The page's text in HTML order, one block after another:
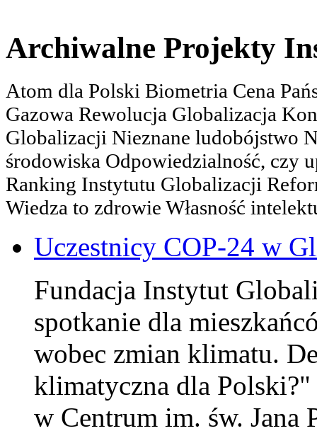
Archiwalne Projekty
Atom dla Polski Biometria Cena
Gazowa Rewolucja Globalizacja
Globalizacji Nieznane ludobójstwo
środowiska Odpowiedzialność, czy
Ranking Instytutu Globalizacji
Wiedza to zdrowie Własność
Uczestnicy COP-24 w
Fundacja Instytut
spotkanie dla
wobec zmian klimatu.
klimatyczna dla
w Centrum im. św. Jana